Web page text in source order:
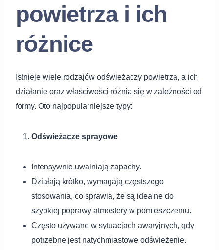
powietrza i ich
różnice
Istnieje wiele rodzajów odświeżaczy powietrza, a ich
działanie oraz właściwości różnią się w zależności od
formy. Oto najpopularniejsze typy:
Odświeżacze sprayowe
Intensywnie uwalniają zapachy.
Działają krótko, wymagają częstszego
stosowania, co sprawia, że są idealne do
szybkiej poprawy atmosfery w pomieszczeniu.
Często używane w sytuacjach awaryjnych, gdy
potrzebne jest natychmiastowe odświeżenie.